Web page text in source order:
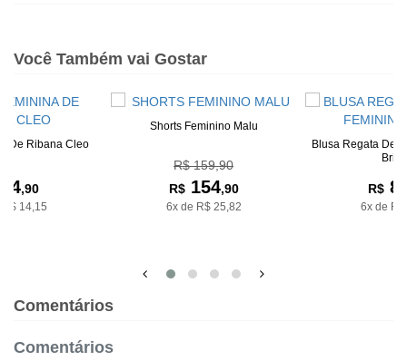
Você Também vai Gostar
De Ribana Cleo
,90
14,15
Shorts Feminino Malu
R$ 159,90
R$154,90
6x de R$ 25,82
Blusa Regata De
R$
6x de
Comentários
Comentários